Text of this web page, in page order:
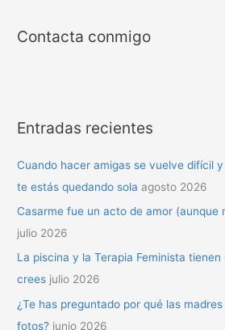
Contacta conmigo
Entradas recientes
Cuando hacer amigas se vuelve difícil
te estás quedando sola agosto 2026
Casarme fue un acto de amor (aunque
julio 2026
La piscina y la Terapia Feminista
crees julio 2026
¿Te has preguntado por qué las
fotos? junio 2026